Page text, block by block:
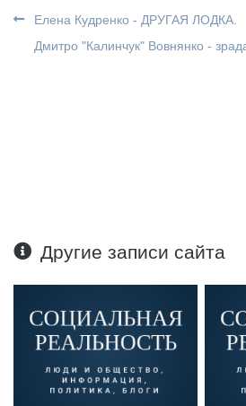
Елена Кудренко - ДРУГАЯ ЛОДКА.
Дмитро "Калинчук" Вовнянко -
Другие записи сайта